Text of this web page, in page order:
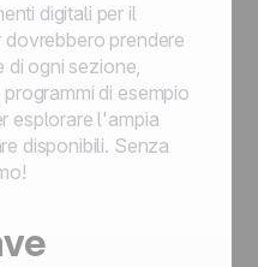
digitali per il
prendere
di ogni sezione,
di esempio
esplorare l'ampia
disponibili. Senza